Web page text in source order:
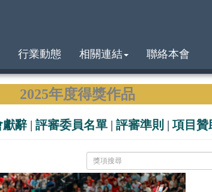
行業動態 相關連結 聯絡本會
2025年度得獎作品
獻辭 | 評審委員名單 | 評審準則 | 項目贊